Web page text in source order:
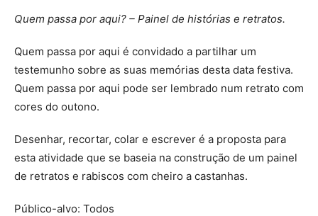
Quem passa por aqui? – Painel de histórias e retratos.
Quem passa por aqui é convidado a partilhar um
testemunho sobre as suas memórias desta data festiva.
Quem passa por aqui pode ser lembrado num retrato com
cores do outono.
Desenhar, recortar, colar e escrever é a proposta para
esta atividade que se baseia na construção de um painel
de retratos e rabiscos com cheiro a castanhas.
Público-alvo: Todos